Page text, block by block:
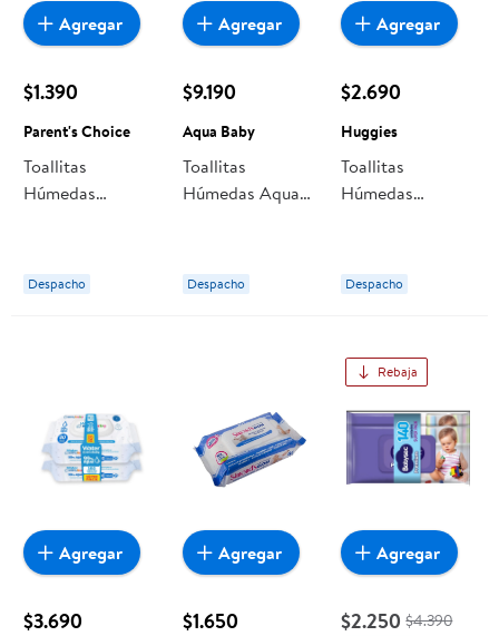
$1.390
Parent's Choice
Toallitas
Húmedas
Húmedo Niños
Pack
Despacho
Agregar
$9.190
Aqua Baby
Toallitas
Húmedas Aqua
Despacho
Agregar
$2.690
Huggies
Toallitas
Húmedas
Efectiva
Despacho
Agregar
$3.690
Agregar
$1.650
Agregar
Rebaja
$2.250 $4.390
Agregar